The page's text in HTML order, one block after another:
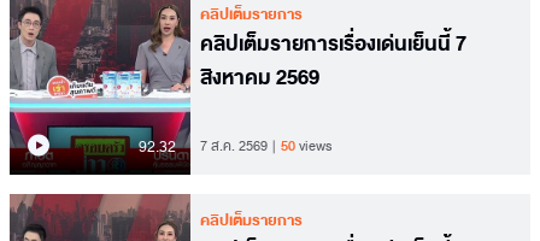
92.32
คลิปเต็มรายการ
คลิปเต็มรายการเรื่องเด่นเย็นนี้ 7
สิงหาคม 2569
7 ส.ค. 2569 50views
คลิปเต็มรายการ